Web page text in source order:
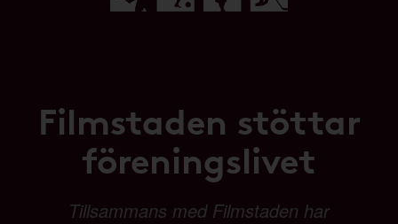
Filmstaden stöttar
föreningslivet
Tillsammans med Filmstaden har